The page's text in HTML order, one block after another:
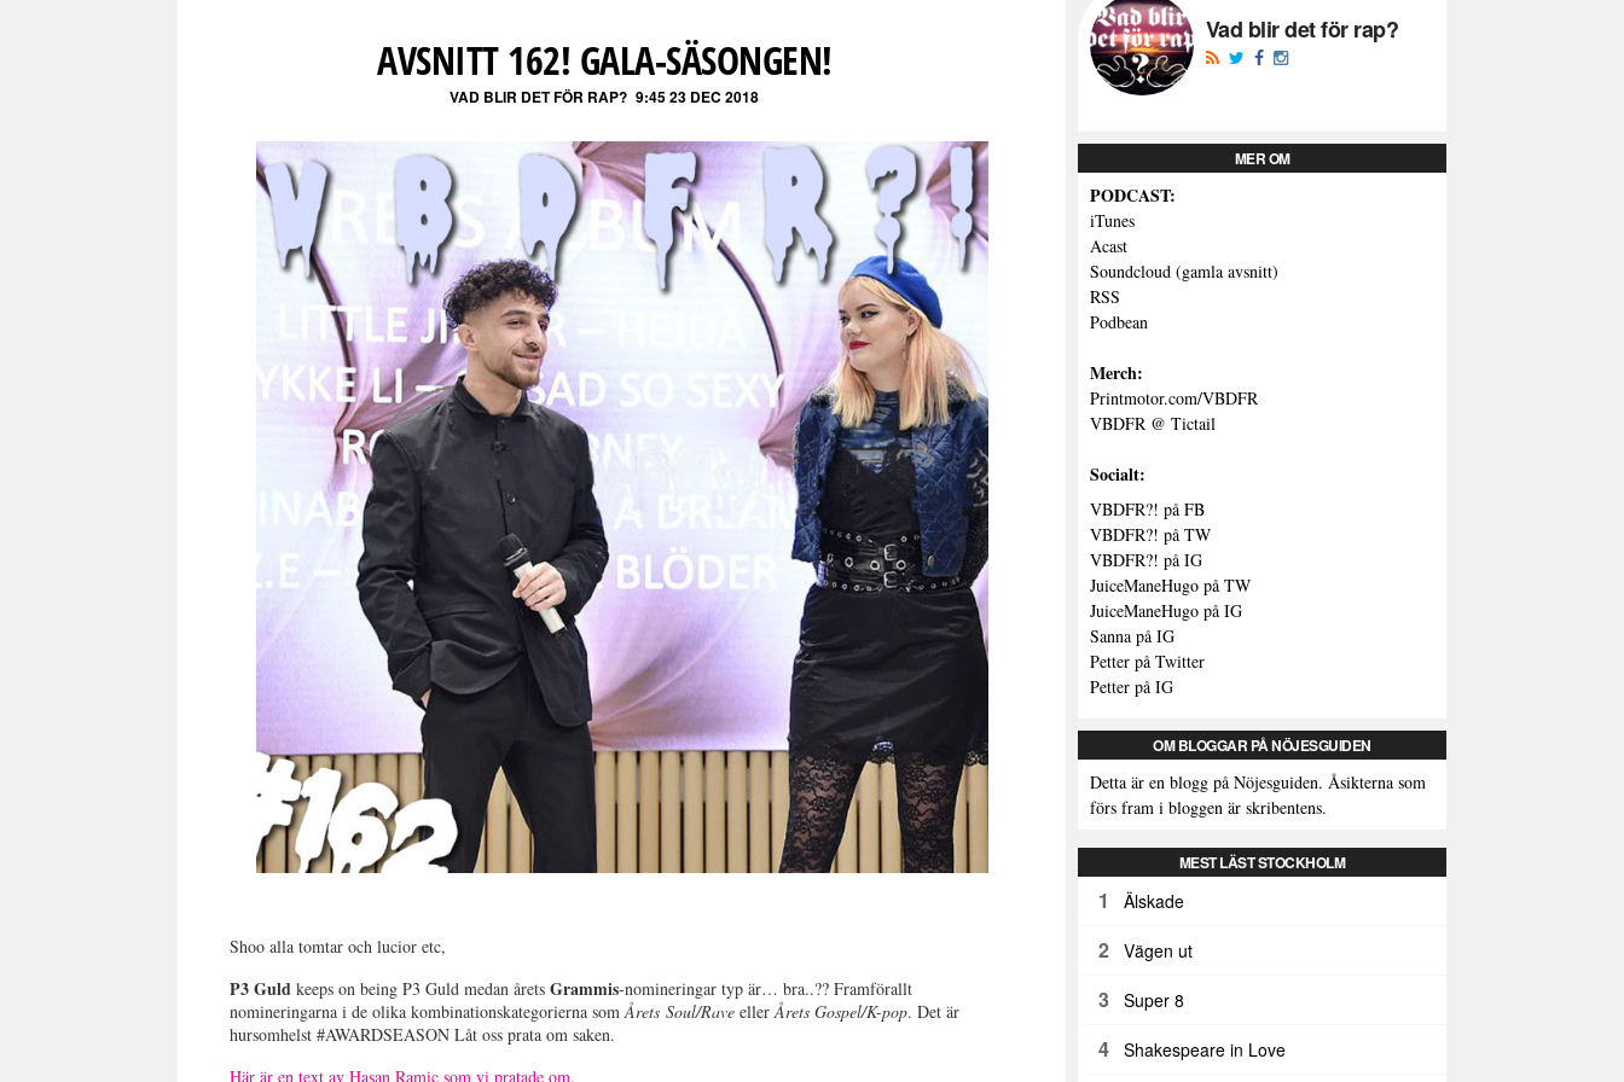
AVSNITT 162! GALA-SÄSONGEN!
VAD BLIR DET FÖR RAP? 9:45 23 DEC 2018
Shoo alla tomtar och lucior etc,
P3 Guld keeps on being P3 Guld medan åretsGrammis-nomineringar typ är… bra..?? Framförallt
nomineringarna i de olika kombinationskategorierna somÅrets Soul/Rave eller Årets Gospel/K-pop. Det är
hursomhelst #AWARDSEASON Låt oss prata om saken.
Här är en text av Hasan Ramic som vi pratade om.
Vad blir det för rap?
MER OM
PODCAST:
iTunes
Acast
Soundcloud (gamla avsnitt)
RSS
Podbean
Merch:
Printmotor.com/VBDFR
VBDFR @ Tictail
Socialt:
VBDFR?! på FB
VBDFR?! på TW
VBDFR?! på IG
JuiceManeHugo på TW
JuiceManeHugo på IG
Sanna på IG
Petter på Twitter
Petter på IG
OM BLOGGAR PÅ NÖJESGUIDEN
Detta är en blogg på Nöjesguiden. Åsikterna som
förs fram i bloggen är skribentens.
MEST LÄST STOCKHOLM
1 Älskade
2 Vägen ut
3 Super 8
4 Shakespeare in Love